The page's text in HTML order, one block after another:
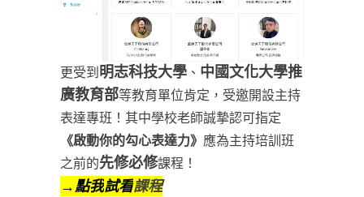
更受到明志科技大學 、 中國文化大學推
廣教育部等教育單位肯定，受邀開設主持
表達專班！其中學校老師誠摯認可指定
《啟動你的勾心表達力》 應為主持培訓班
之前的先修必修課程！
→點我試看課程